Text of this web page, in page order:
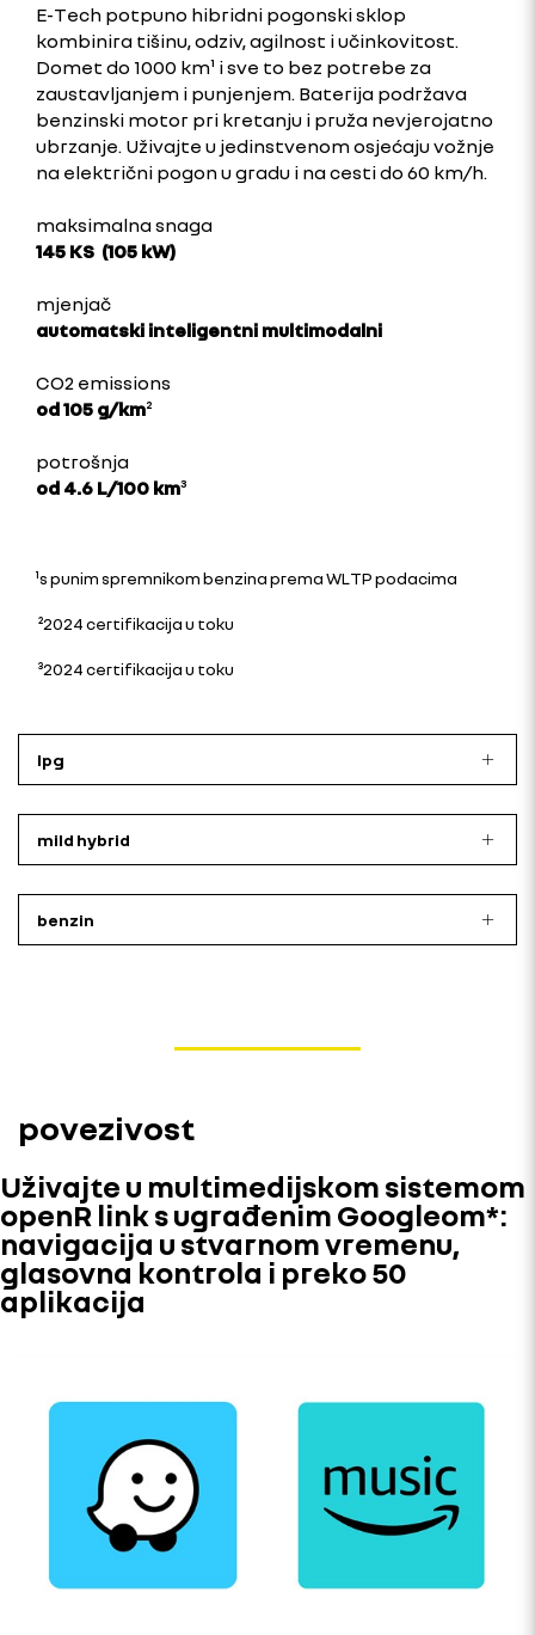
E-Tech potpuno hibridni pogonski sklop
kombinira tišinu, odziv, agilnost i učinkovitost.
Domet do 1000 km¹ i sve to bez potrebe za
zaustavljanjem i punjenjem. Baterija podržava
benzinski motor pri kretanju i pruža nevjerojatno
ubrzanje. Uživajte u jedinstvenom osjećaju vožnje
na električni pogon u gradu i na cesti do 60 km/h.
maksimalna snaga
145 KS (105 kW)
mjenjač
automatski inteligentni multimodalni
CO2 emissions
od 105 g/km²
potrošnja
od 4.6 L/100 km³
¹s punim spremnikom benzina prema WLTP podacima
²2024 certifikacija u toku
³2024 certifikacija u toku
lpg
mild hybrid
benzin
povezivost
Uživajte u multimedijskom sistemom
openR link s ugrađenim Googleom*:
navigacija u stvarnom vremenu,
glasovna kontrola i preko 50
aplikacija